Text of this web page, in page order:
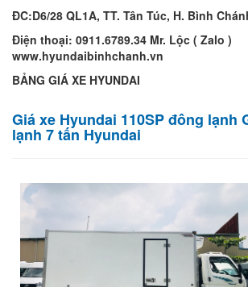
ĐC:D6/28 QL1A, TT. Tân Túc, H. Bình
Điện thoại: 0911.6789.34 Mr. Lộc ( Zalo )
www.hyundaibinhchanh.vn
BẢNG GIÁ XE HYUNDAI
Giá xe Hyundai 110SP đông lạnh
lạnh 7 tấn Hyundai